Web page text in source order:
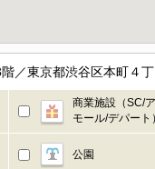
／東京都渋谷区本町４
商業施設（SC/
モール/デパート
公園